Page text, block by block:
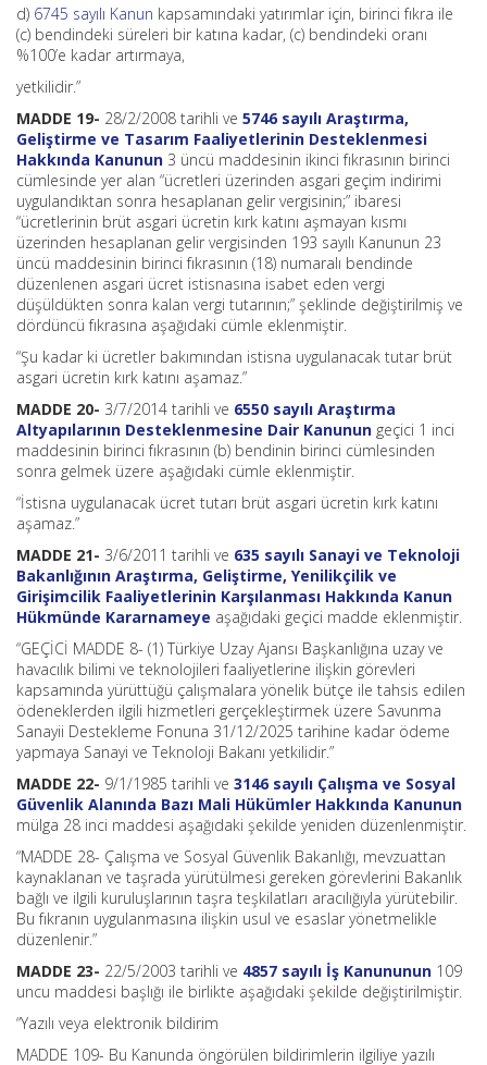
d) 6745 sayılı Kanun kapsamındaki yatırımlar için, birinci fıkra ile
(c) bendindeki süreleri bir katına kadar, (c) bendindeki oranı
%100’e kadar artırmaya,
yetkilidir.”
MADDE 19- 28/2/2008 tarihli ve 5746 sayılı Araştırma,
Geliştirme ve Tasarım Faaliyetlerinin Desteklenmesi
Hakkında Kanunun 3 üncü maddesinin ikinci fıkrasının birinci
cümlesinde yer alan “ücretleri üzerinden asgari geçim indirimi
uygulandıktan sonra hesaplanan gelir vergisinin;” ibaresi
“ücretlerinin brüt asgari ücretin kırk katını aşmayan kısmı
üzerinden hesaplanan gelir vergisinden 193 sayılı Kanunun 23
üncü maddesinin birinci fıkrasının (18) numaralı bendinde
düzenlenen asgari ücret istisnasına isabet eden vergi
düşüldükten sonra kalan vergi tutarının;” şeklinde değiştirilmiş ve
dördüncü fıkrasına aşağıdaki cümle eklenmiştir.
“Şu kadar ki ücretler bakımından istisna uygulanacak tutar brüt
asgari ücretin kırk katını aşamaz.”
MADDE 20- 3/7/2014 tarihli ve 6550 sayılı Araştırma
Altyapılarının Desteklenmesine Dair Kanunun geçici 1 inci
maddesinin birinci fıkrasının (b) bendinin birinci cümlesinden
sonra gelmek üzere aşağıdaki cümle eklenmiştir.
“İstisna uygulanacak ücret tutarı brüt asgari ücretin kırk katını
aşamaz.”
MADDE 21- 3/6/2011 tarihli ve 635 sayılı Sanayi ve Teknoloji
Bakanlığının Araştırma, Geliştirme, Yenilikçilik ve
Girişimcilik Faaliyetlerinin Karşılanması Hakkında Kanun
Hükmünde Kararnameye aşağıdaki geçici madde eklenmiştir.
“GEÇİCİ MADDE 8- (1) Türkiye Uzay Ajansı Başkanlığına uzay ve
havacılık bilimi ve teknolojileri faaliyetlerine ilişkin görevleri
kapsamında yürüttüğü çalışmalara yönelik bütçe ile tahsis edilen
ödeneklerden ilgili hizmetleri gerçekleştirmek üzere Savunma
Sanayii Destekleme Fonuna 31/12/2025 tarihine kadar ödeme
yapmaya Sanayi ve Teknoloji Bakanı yetkilidir.”
MADDE 22- 9/1/1985 tarihli ve 3146 sayılı Çalışma ve Sosyal
Güvenlik Alanında Bazı Mali Hükümler Hakkında Kanunun
mülga 28 inci maddesi aşağıdaki şekilde yeniden düzenlenmiştir.
“MADDE 28- Çalışma ve Sosyal Güvenlik Bakanlığı, mevzuattan
kaynaklanan ve taşrada yürütülmesi gereken görevlerini Bakanlık
bağlı ve ilgili kuruluşlarının taşra teşkilatları aracılığıyla yürütebilir.
Bu fıkranın uygulanmasına ilişkin usul ve esaslar yönetmelikle
düzenlenir.”
MADDE 23- 22/5/2003 tarihli ve 4857 sayılı İş Kanununun 109
uncu maddesi başlığı ile birlikte aşağıdaki şekilde değiştirilmiştir.
“Yazılı veya elektronik bildirim
MADDE 109- Bu Kanunda öngörülen bildirimlerin ilgiliye yazılı